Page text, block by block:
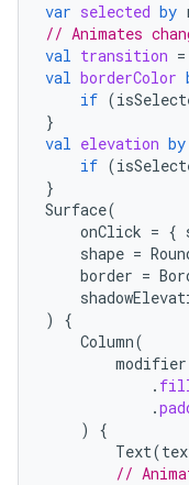
var selected by
// Animates
val transition =
val borderColor
if (
}
val elevation by
if (
}
Surface(
onClick = {
shape =
border =
)
{
Column(
modifier
.
.
)
{
Text(
//